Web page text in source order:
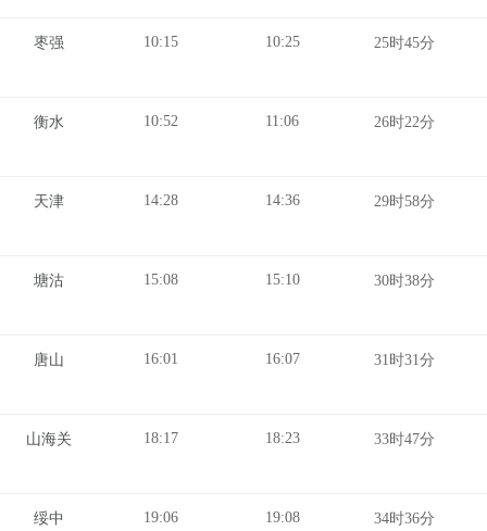
枣强 10:15 10:25 25时45分
衡水 10:52 11:06 26时22分
天津 14:28 14:36 29时58分
塘沽 15:08 15:10 30时38分
唐山 16:01 16:07 31时31分
山海关 18:17 18:23 33时47分
绥中 19:06 19:08 34时36分